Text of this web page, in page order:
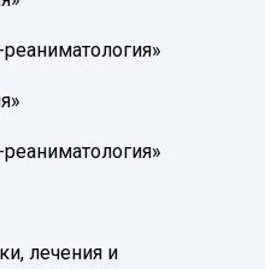
лечения и